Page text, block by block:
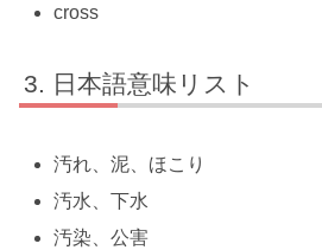
cross
日本語意味リスト
汚れ、泥、ほこり
汚水、下水
汚染、公害